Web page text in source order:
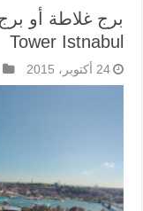
Tower Istnabul
24 أكتوبر، 2015